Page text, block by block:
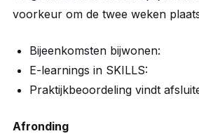
voorkeur om de twee weken
Bijeenkomsten
E-learnings in
Praktijkbeoordeling vindt
Afronding